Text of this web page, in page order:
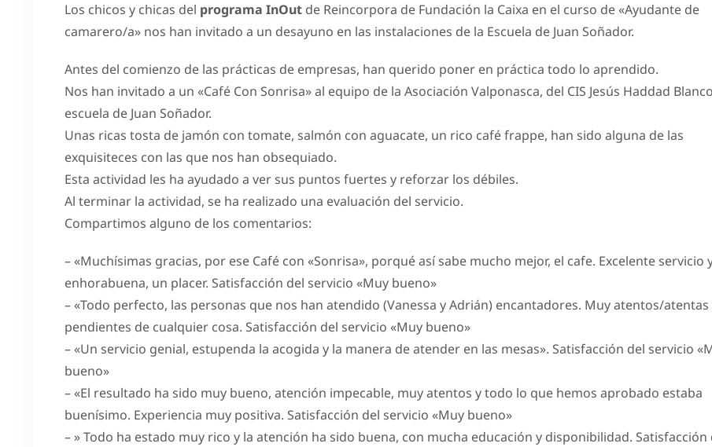
Los chicos y chicas del programa InOut de Reincorpora de Fundación la Caixa en el curso de «Ayudante de
camarero/a» nos han invitado a un desayuno en las instalaciones de la Escuela de Juan Soñador.
Antes del comienzo de las prácticas de empresas, han querido poner en práctica todo lo aprendido.
Nos han invitado a un «Café Con Sonrisa» al equipo de la Asociación Valponasca, del CIS Jesús Haddad
escuela de Juan Soñador.
Unas ricas tosta de jamón con tomate, salmón con aguacate, un rico café frappe, han sido alguna de las
exquisiteces con las que nos han obsequiado.
Esta actividad les ha ayudado a ver sus puntos fuertes y reforzar los débiles.
Al terminar la actividad, se ha realizado una evaluación del servicio.
Compartimos alguno de los comentarios:
– «Muchísimas gracias, por ese Café con «Sonrisa», porqué así sabe mucho mejor, el cafe. Excelente servicio
enhorabuena, un placer. Satisfacción del servicio «Muy bueno»
– «Todo perfecto, las personas que nos han atendido (Vanessa y Adrián) encantadores. Muy atentos/atentas
pendientes de cualquier cosa. Satisfacción del servicio «Muy bueno»
– «Un servicio genial, estupenda la acogida y la manera de atender en las mesas». Satisfacción del servicio
bueno»
– «El resultado ha sido muy bueno, atención impecable, muy atentos y todo lo que hemos aprobado estaba
buenísimo. Experiencia muy positiva. Satisfacción del servicio «Muy bueno»
– » Todo ha estado muy rico y la atención ha sido buena, con mucha educación y disponibilidad. Satisfacción